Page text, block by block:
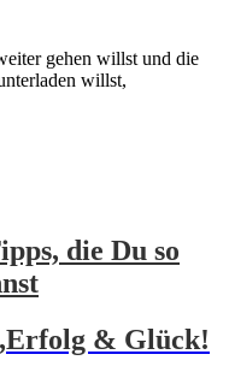
gehen willst und die
willst,
die Du so
& Glück!